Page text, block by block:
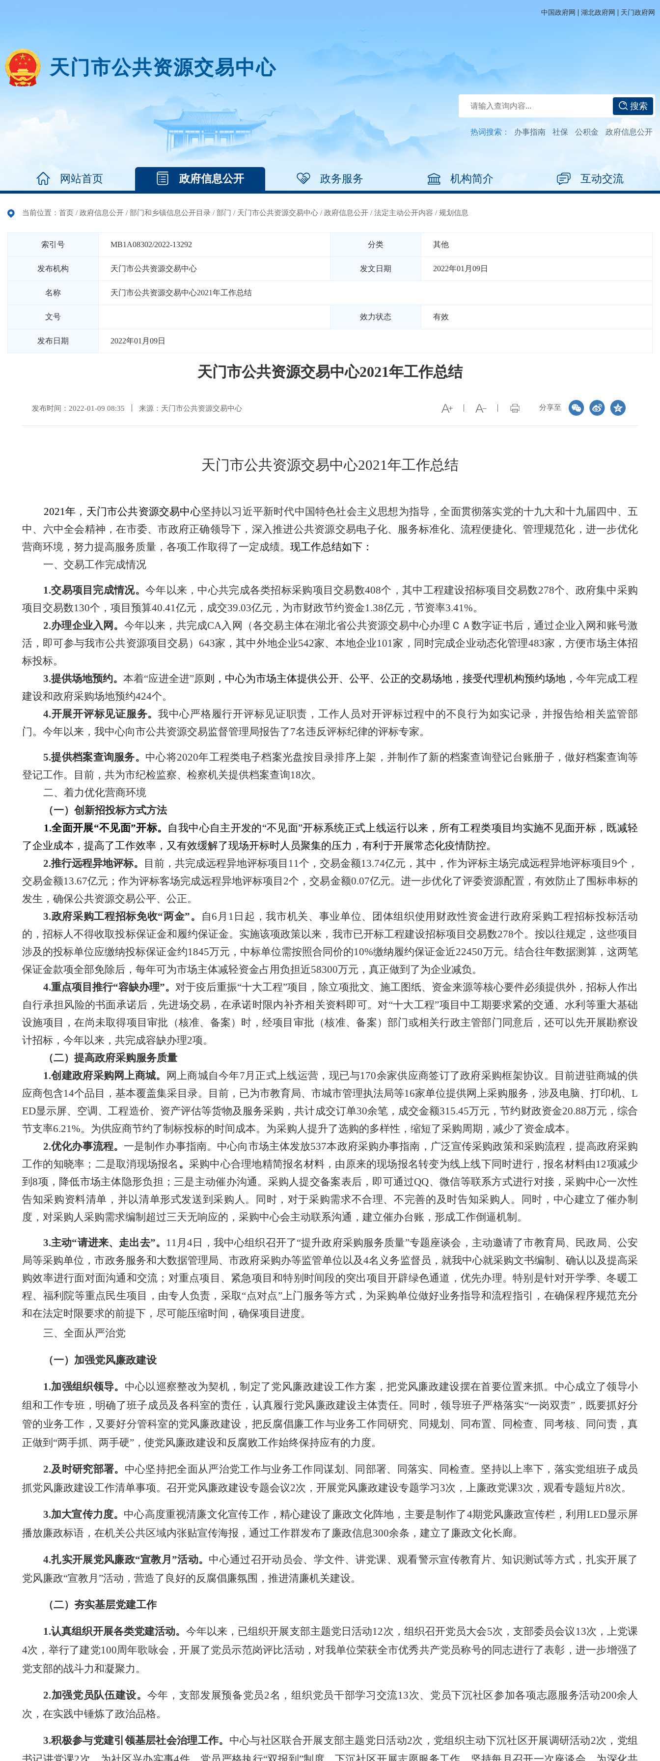
中国政府网 | 湖北政府网 | 天门政府网
天门市公共资源交易中心
搜索
热词搜索： 办事指南 社保 公积金 政府信息公开
网站首页 政府信息公开 政务服务 机构简介 互动交流
当前位置： 首页 / 政府信息公开 / 部门和乡镇信息公开目录 / 部门 / 天门市公共资源交易中心 / 政府信息公开 / 法定主动公开内容 / 规划信息
索引号 MB1A08302/2022-13292 分类 其他
发布机构 天门市公共资源交易中心 发文日期 2022年01月09日
名称 天门市公共资源交易中心2021年工作总结
文号 效力状态 有效
发布日期 2022年01月09日
天门市公共资源交易中心2021年工作总结
分享至
发布时间：2022-01-09 08:35 来源：天门市公共资源交易中心
天门市公共资源交易中心2021年工作总结
2021年， 天门市公共资源交易中心坚持以习近平新时代中国特色社会主义思想为指导，全面贯彻落实党的十九大和十九届四中、五
中、六中全会精神，在市委、市政府正确领导下，深入推进公共资源交易电子化、服务标准化、流程便捷化、管理规范化，进一步优化
营商环境，努力提高服务质量，各项工作取得了一定成绩。 现工作总结如下：
一、交易工作完成情况
1.交易项目完成情况。 今年以来， 中心共完成各类招标采购项目交易数408个，其中工程建设招标项目交易数278个、政府集中采购
项目交易数130个，项目预算40.41亿元，成交39.03亿元，为市财政节约资金1.38亿元，节资率3.41%。
2.办理企业入网。 今年以来，共完成CA入网（各交易主体在湖北省公共资源交易中心办理ＣＡ数字证书后，通过企业入网和账号激
活，即可参与我市公共资源项目交易）643家，其中外地企业542家、本地企业101家，同时完成企业动态化管理483家，方便市场主体招
标投标。
3.提供场地预约。本着“应进全进”原则，中心为市场主体提供公开、公平、公正的交易场地，接受代理机构预约场地， 今年完成工程
建设和政府采购场地预约424个。
4.开展开评标见证服务。 我中心严格履行开评标见证职责，工作人员对开评标过程中的不良行为如实记录，并报告给相关监管部
门。今年以来，我中心向市公共资源交易监督管理局报告了7名违反评标纪律的评标专家。
5.提供档案查询服务。 中心将2020年工程类电子档案光盘按目录排序上架 ，并制作了新的档案查询登记台账册子 ，做好档案查询等
登记工作。目前，共为市纪检监察、检察机关提供档案查询18次。
二、着力优化营商环境
（一）创新招投标方式方法
1.全面开展“不见面”开标。 自我中心自主开发的“不见面”开标系统正式上线运行以来，所有工程类项目均实施不见面开标，既减轻
了企业成本，提高了工作效率，又有效缓解了现场开标时人员聚集的压力，有利于开展常态化疫情防控。
2.推行远程异地评标。 目前，共完成远程异地评标项目 11个，交易金额13.74亿元，其中，作为评标主场完成远程异地评标项目9个，
交易金额13.67亿元；作为评标客场完成远程异地评标项目2个，交易金额0.07亿元。进一步优化了评委资源配置，有效防止了围标串标的
发生，确保公共资源交易公平、公正。
3.政府采购工程招标免收“两金”。 自6月1日起，我市机关、事业单位、团体组织使用财政性资金进行政府采购工程招标投标活动
的，招标人不得收取投标保证金和履约保证金。实施该项政策以来，我市已开标工程建设招标项目交易数278个。按以往规定，这些项目
涉及的投标单位应缴纳投标保证金约1845万元 ，中标单位需按照合同价的10%缴纳履约保证金近22450万元。结合往年数据测算，这两笔
保证金款项全部免除后，每年可为市场主体减轻资金占用负担近58300万元， 真正做到了为企业减负 。
4.重点项目 推行“容缺办理”。 对于疫后重振“十大工程”项目，除立项批文、施工图纸、资金来源等核心要件必须提供外 ，招标人作出
自行承担风险的书面承诺后，先进场交易，在承诺时限内补齐相关资料即可。对“十大工程”项目中工期要求紧的交通、水利等重大基础
设施项目，在尚未取得项目审批（核准、备案）时，经项目审批（核准、备案）部门或相关行政主管部门同意后，还可以先开展勘察设
计招标， 今年以来，共完成容缺办理2项。
（二）提高政府采购服务质量
1.创建政府采购网上商城。 网上商城自今年7月正式上线运营，现已与170余家供应商签订了政府采购框架协议。目前进驻商城的供
应商包含14个品目，基本覆盖集采目录。目前，已为市教育局、市城市管理执法局等16家单位提供网上采购服务，涉及电脑、打印机、L
ED显示屏、空调、工程造价、资产评估等货物及服务采购，共计成交订单30余笔，成交金额315.45万元，节约财政资金20.88万元，综合
节支率6.21%。为供应商节约了制标投标的时间成本。为采购人提升了选购的多样性，缩短了采购周期，减少了资金成本。
2.优化办事流程。 一是制作办事指南。中心向市场主体发放537本政府采购办事指南，广泛宣传采购政策和采购流程，提高政府采购
工作的知晓率； 二是取消现场报名 。 采购中心合理地精简报名材料，由原来的现场报名转变为线上线下同时进行，报名材料由12项减少
到8项，降低市场主体隐形负担；三是主动催办沟通。采购人提交备案表后，即可通过QQ、微信等联系方式进行对接，采购中心一次性
告知采购资料清单，并以清单形式发送到采购人。同时，对于采购需求不合理、不完善的及时告知采购人。同时，中心建立了催办制
度，对采购人采购需求编制超过三天无响应的，采购中心会主动联系沟通，建立催办台账，形成工作倒逼机制。
3.主动“请进来、走出去”。 11月4日，我中心组织召开了“提升政府采购服务质量”专题座谈会，主动邀请了市教育局、民政局、公安
局等采购单位，市政务服务和大数据管理局、市政府采购办等监管单位以及4名义务监督员，就我中心就采购文书编制、确认以及提高采
购效率进行面对面沟通和交流；对重点项目、紧急项目和特别时间段的突出项目开辟绿色通道，优先办理。特别是针对开学季、冬暖工
程、福利院等重点民生项目，由专人负责，采取“点对点”上门服务等方式 ， 为采购单位做好业务指导和流程指引
，在确保程序规范充分
和在法定时限要求的前提下，尽可能压缩时间 ，确保项目进度。
三、全面从严治党
（一）加强党风廉政建设
1.加强组织领导。 中心以巡察整改为契机，制定了党风廉政建设工作方案，把党风廉政建设摆在首要位置来抓。中心成立了领导小
组和工作专班，明确了班子成员及各科室的责任，认真履行党风廉政建设主体责任。同时，领导班子严格落实“一岗双责”，既要抓好分
管的业务工作，又要好分管科室的党风廉政建设，把反腐倡廉工作与业务工作同研究、同规划、同布置、同检查、同考核、同问责，真
正做到 “两手抓、两手硬”，使党风廉政建设和反腐败工作始终保持应有的力度。
2.及时研究部署。 中心坚持把全面从严治党工作与业务工作同谋划、同部署、同落实、同检查。坚持以上率下，落实党组班子成员
抓党风廉政建设工作清单事项。 召开党风廉政建设专题会议2次， 开展党风廉政建设专题学习3次， 上廉政党课3次 ， 观看专题短片8次。
3.加大宣传力度。 中心高度重视清廉文化宣传工作，精心建设了廉政文化阵地，主要是制作了4期党风廉政宣传栏 ，利用LED显示屏
播放廉政标语，在机关公共区域内张贴宣传海报， 通过工作群发布了廉政信息300余条， 建立了廉政文化长廊。
4.扎实开展党风廉政“宣教月”活动。 中心通过召开动员会、 学文件、讲党课、观看警示宣传教育片、知识测试等方式，扎实开展了
党风廉政“宣教月”活动，营造了良好的反腐倡廉氛围， 推进清廉机关建设。
（二）夯实基层党建工作
1.认真组织开展各类党建活动。 今年以来，已组织开展支部主题党日活动12次，组织召开党员大会5次，支部委员会议 13次，上党课
4次，举行了建党100周年歌咏会，开展了党员示范岗评比活动，对我单位荣获全市优秀共产党员称号的同志进行了表彰，进一步增强了
党支部的战斗力和凝聚力。
2.加强党员队伍建设。 今年，支部发展预备党员2名，组织党员干部学习交流13次、 党员下沉社区参加各项志愿服务活动200余人
次，在实践中锤炼了政治品格。
3.积极参与党建引领基层社会治理工作。 中心与社区联合开展支部主题党日活动2次， 党组织主动下沉社区开展调研活动2次， 党组